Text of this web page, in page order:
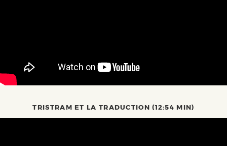
TRISTRAM ET LA TRADUCTION (12:54 MIN)